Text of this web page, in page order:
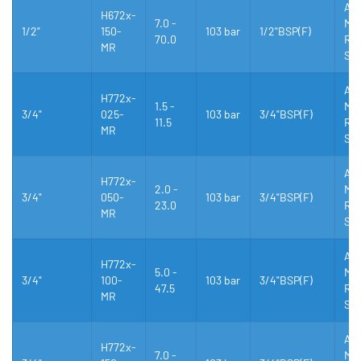
1/2"
H672x-
150-
MR
7.0 -
70.0
103 bar 1/2"BSP(F)
3/4"
H772x-
025-
MR
1.5 -
11.5
103 bar 3/4"BSP(F)
3/4"
H772x-
050-
MR
2.0 -
23.0
103 bar 3/4"BSP(F)
3/4"
H772x-
100-
MR
5.0 -
47.5
103 bar 3/4"BSP(F)
H772x-
7.0 -